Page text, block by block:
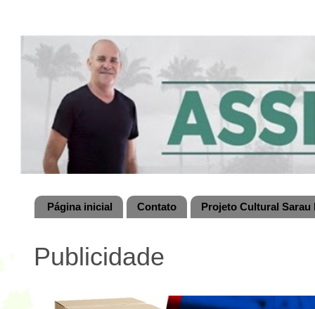
Página inicial Contato Projeto Cultural
Publicidade